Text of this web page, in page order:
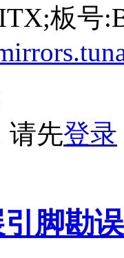
板号
请先登录
脚勘误